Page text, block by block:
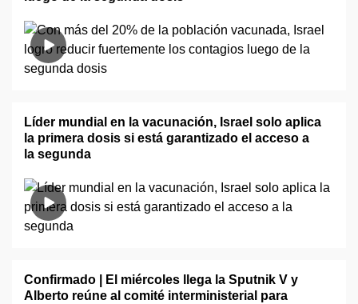
Líder mundial en la vacunación, Israel solo aplica
la primera dosis si está garantizado el acceso a
la segunda
Confirmado | El miércoles llega la Sputnik V y
Alberto reúne al comité interministerial para